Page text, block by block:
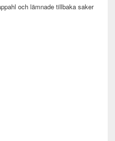
och lämnade tillbaka saker
det en bra dag